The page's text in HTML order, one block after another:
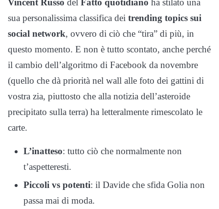
Vincent Russo del Fatto quotidiano ha stilato una
sua personalissima classifica dei trending topics sui
social network, ovvero di ciò che “tira” di più, in
questo momento. E non è tutto scontato, anche perché
il cambio dell’algoritmo di Facebook da novembre
(quello che dà priorità nel wall alle foto dei gattini di
vostra zia, piuttosto che alla notizia dell’asteroide
precipitato sulla terra) ha letteralmente rimescolato le
carte.
L’inatteso: tutto ciò che normalmente non
t’aspetteresti.
Piccoli vs potenti: il Davide che sfida Golia non
passa mai di moda.